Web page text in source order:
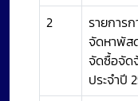
2
รายการ
จัดหาพัส
จัดซื้อจัด
ประจำปี